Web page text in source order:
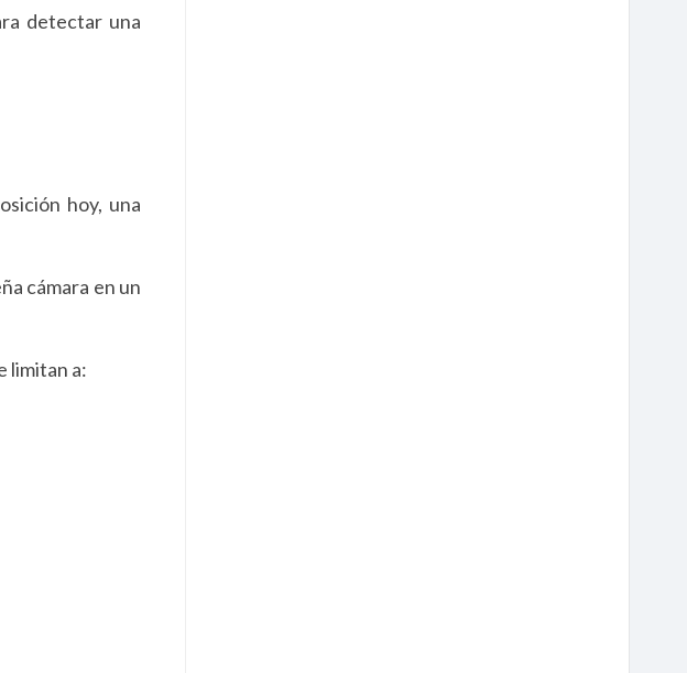
detectar una
hoy, una
cámara en un
limitan a: